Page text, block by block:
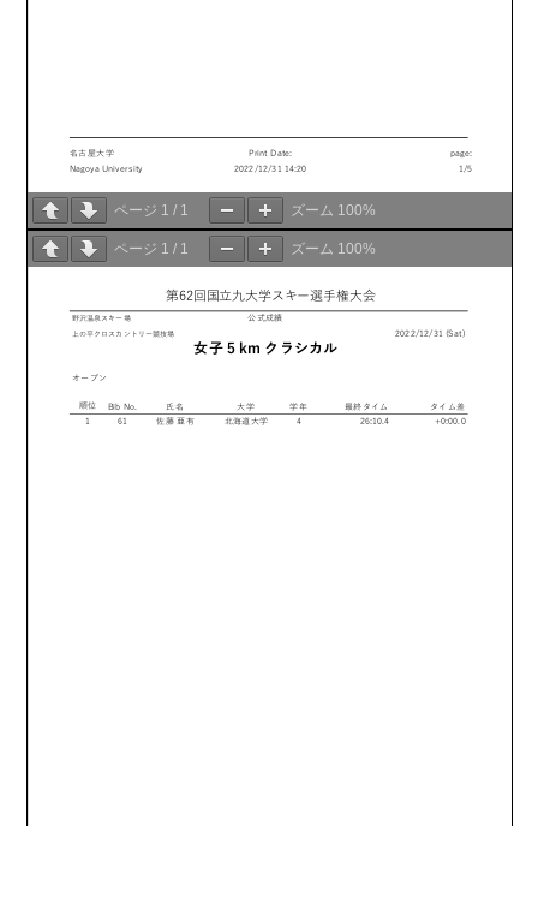
ページ 1 / 1 ズーム 100%
ページ 1 / 1 ズーム 100%